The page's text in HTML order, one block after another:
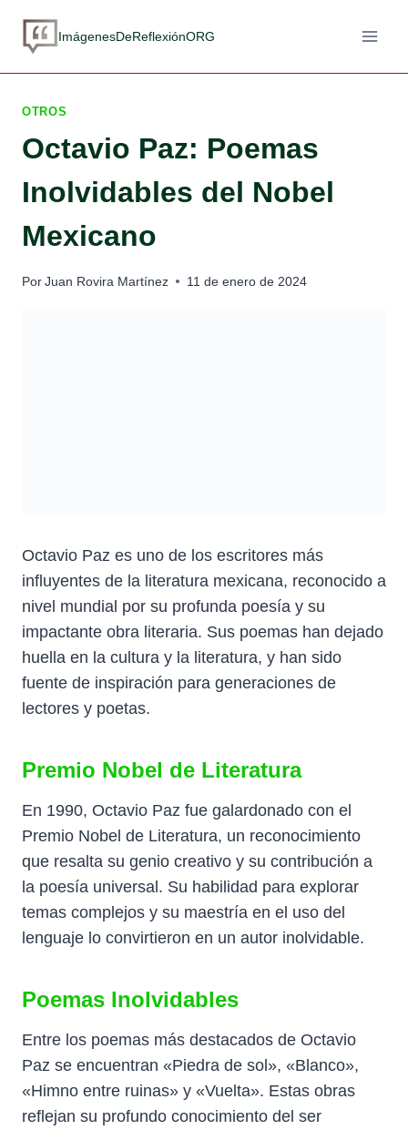
ImágenesDeReflexiónORG
OTROS
Octavio Paz: Poemas
Inolvidables del Nobel
Mexicano
PorJuan Rovira Martínez 11 de enero de 2024
Octavio Paz es uno de los escritores más
influyentes de la literatura mexicana, reconocido a
nivel mundial por su profunda poesía y su
impactante obra literaria. Sus poemas han dejado
huella en la cultura y la literatura, y han sido
fuente de inspiración para generaciones de
lectores y poetas.
Premio Nobel de Literatura
En 1990, Octavio Paz fue galardonado con el
Premio Nobel de Literatura, un reconocimiento
que resalta su genio creativo y su contribución a
la poesía universal. Su habilidad para explorar
temas complejos y su maestría en el uso del
lenguaje lo convirtieron en un autor inolvidable.
Poemas Inolvidables
Entre los poemas más destacados de Octavio
Paz se encuentran «Piedra de sol», «Blanco»,
«Himno entre ruinas» y «Vuelta». Estas obras
reflejan su profundo conocimiento del ser